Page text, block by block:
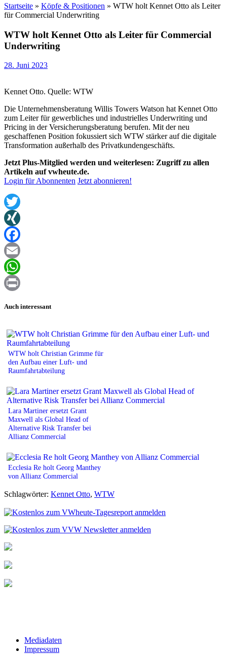
Startseite » Köpfe & Positionen » WTW holt Kennet Otto als Leiter
für Commercial Underwriting
WTW holt Kennet Otto als Leiter für Commercial
Underwriting
28. Juni 2023
Kennet Otto. Quelle: WTW
Die Unternehmensberatung Willis Towers Watson hat Kennet Otto
zum Leiter für gewerbliches und industrielles Underwriting und
Pricing in der Versicherungsberatung berufen. Mit der neu
geschaffenen Position fokussiert sich WTW stärker auf die digitale
Transformation außerhalb des Privatkundengeschäfts.
Jetzt Plus-Mitglied werden und weiterlesen: Zugriff zu allen
Artikeln auf vwheute.de.
Login für Abonnenten Jetzt abonnieren!
Twitter
XING
Facebook
Email
WhatsApp
Auch interessant
WTW holt Christian Grimme für
den Aufbau einer Luft- und
Raumfahrtabteilung
Lara Martiner ersetzt Grant
Maxwell als Global Head of
Alternative Risk Transfer bei
Allianz Commercial
Ecclesia Re holt Georg Manthey
von Allianz Commercial
Schlagwörter: Kennet Otto, WTW
Mediadaten
Impressum